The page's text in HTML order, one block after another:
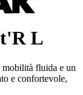
L
mobilità fluida e un
e confortevole,